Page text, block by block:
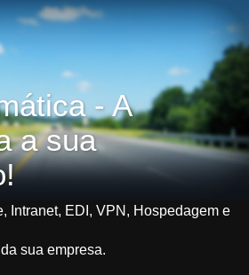
- A
a sua
Intranet, EDI, VPN, Hospedagem e
sua empresa.